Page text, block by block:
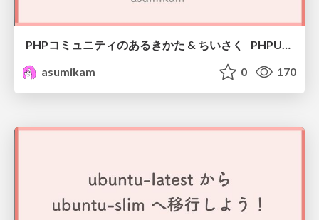
PHPコミュニティのあるきかた & ちいさく PHPUnitをつくってみる / Tech Challenge Party 2026
asumikam
0 170